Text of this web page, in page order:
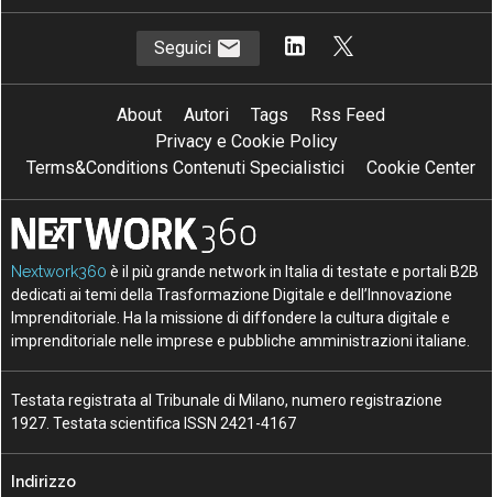
Seguici
About Autori Tags
Rss Feed
Privacy e Cookie Policy
Terms&Conditions Contenuti Specialistici
Cookie Center
Nextwork360 è il più grande network in Italia di testate e portali B2B
dedicati ai temi della Trasformazione Digitale e dell’Innovazione
Imprenditoriale. Ha la missione di diffondere la cultura digitale e
imprenditoriale nelle imprese e pubbliche amministrazioni italiane.
Testata registrata al Tribunale di Milano, numero registrazione
1927. Testata scientifica ISSN 2421-4167
Indirizzo